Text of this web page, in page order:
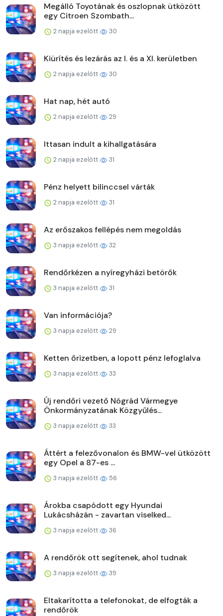
Megálló Toyotának és oszlopnak ütközött
egy Citroen Szombath...
2 napja ezelőtt 30
Kiürítés és lezárás az I. és a XI. kerületben
2 napja ezelőtt 30
Hat nap, hét autó
2 napja ezelőtt 29
Ittasan indult a kihallgatására
2 napja ezelőtt 31
Pénz helyett bilinccsel várták
2 napja ezelőtt 31
Az erőszakos fellépés nem megoldás
3 napja ezelőtt 32
Rendőrkézen a nyíregyházi betörők
3 napja ezelőtt 31
Van információja?
3 napja ezelőtt 29
Ketten őrizetben, a lopott pénz lefoglalva
3 napja ezelőtt 33
Új rendőri vezető Nógrád Vármegye
Önkormányzatának Közgyűlés...
3 napja ezelőtt 33
Áttért a felezővonalon és BMW-vel ütközött
egy Opel a 87-es ...
3 napja ezelőtt 56
Árokba csapódott egy Hyundai
Lukácsházán - zavartan viselked...
3 napja ezelőtt 36
A rendőrök ott segítenek, ahol tudnak
3 napja ezelőtt 39
Eltakarította a telefonokat, de elfogták a
rendőrök